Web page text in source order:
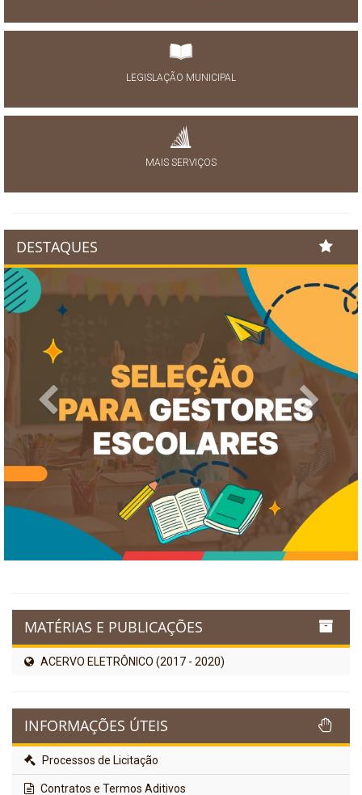
LEGISLAÇÃO MUNICIPAL
MAIS SERVIÇOS
DESTAQUES
Previous Next
MATÉRIAS E PUBLICAÇÕES
ACERVO ELETRÔNICO (2017 - 2020)
INFORMAÇÕES ÚTEIS
Processos de Licitação
Contratos e Termos Aditivos